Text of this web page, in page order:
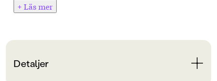
+ Läs mer
Detaljer